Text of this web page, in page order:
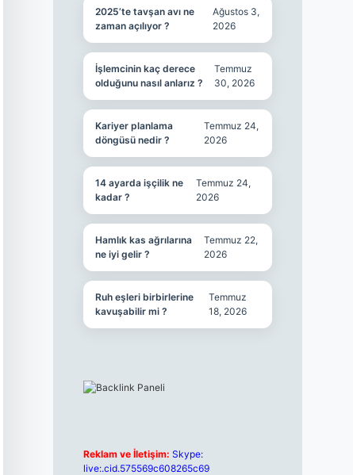
2025’te tavşan avı ne
zaman açılıyor ?
Ağustos 3,
2026
İşlemcinin kaç derece
olduğunu nasıl anlarız ?
Temmuz
30, 2026
Kariyer planlama
döngüsü nedir ?
Temmuz 24,
2026
14 ayarda işçilik ne
kadar ?
Temmuz 24,
2026
Hamlık kas ağrılarına
ne iyi gelir ?
Temmuz 22,
2026
Ruh eşleri birbirlerine
kavuşabilir mi ?
Temmuz
18, 2026
Reklam ve İletişim: Skype:
live:.cid.575569c608265c69